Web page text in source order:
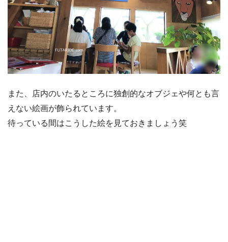
また、店内のいたるところに独創的なオブジェや何とも言
えない絵画が飾られています。
待っている間はこうした絵を見ておきましょう笑